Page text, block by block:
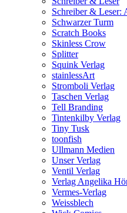
Schreiber & Leser:
Schwarzer Turm
Scratch Books
Skinless Crow
Splitter
Squink Verlag
stainlessArt
Stromboli Verlag
Taschen Verlag
Tell Branding
Tintenkilby Verlag
Tiny Tusk
toonfish
Ullmann Medien
Unser Verlag
Ventil Verlag
Verlag Angelika
Vermes-Verlag
Weissblech